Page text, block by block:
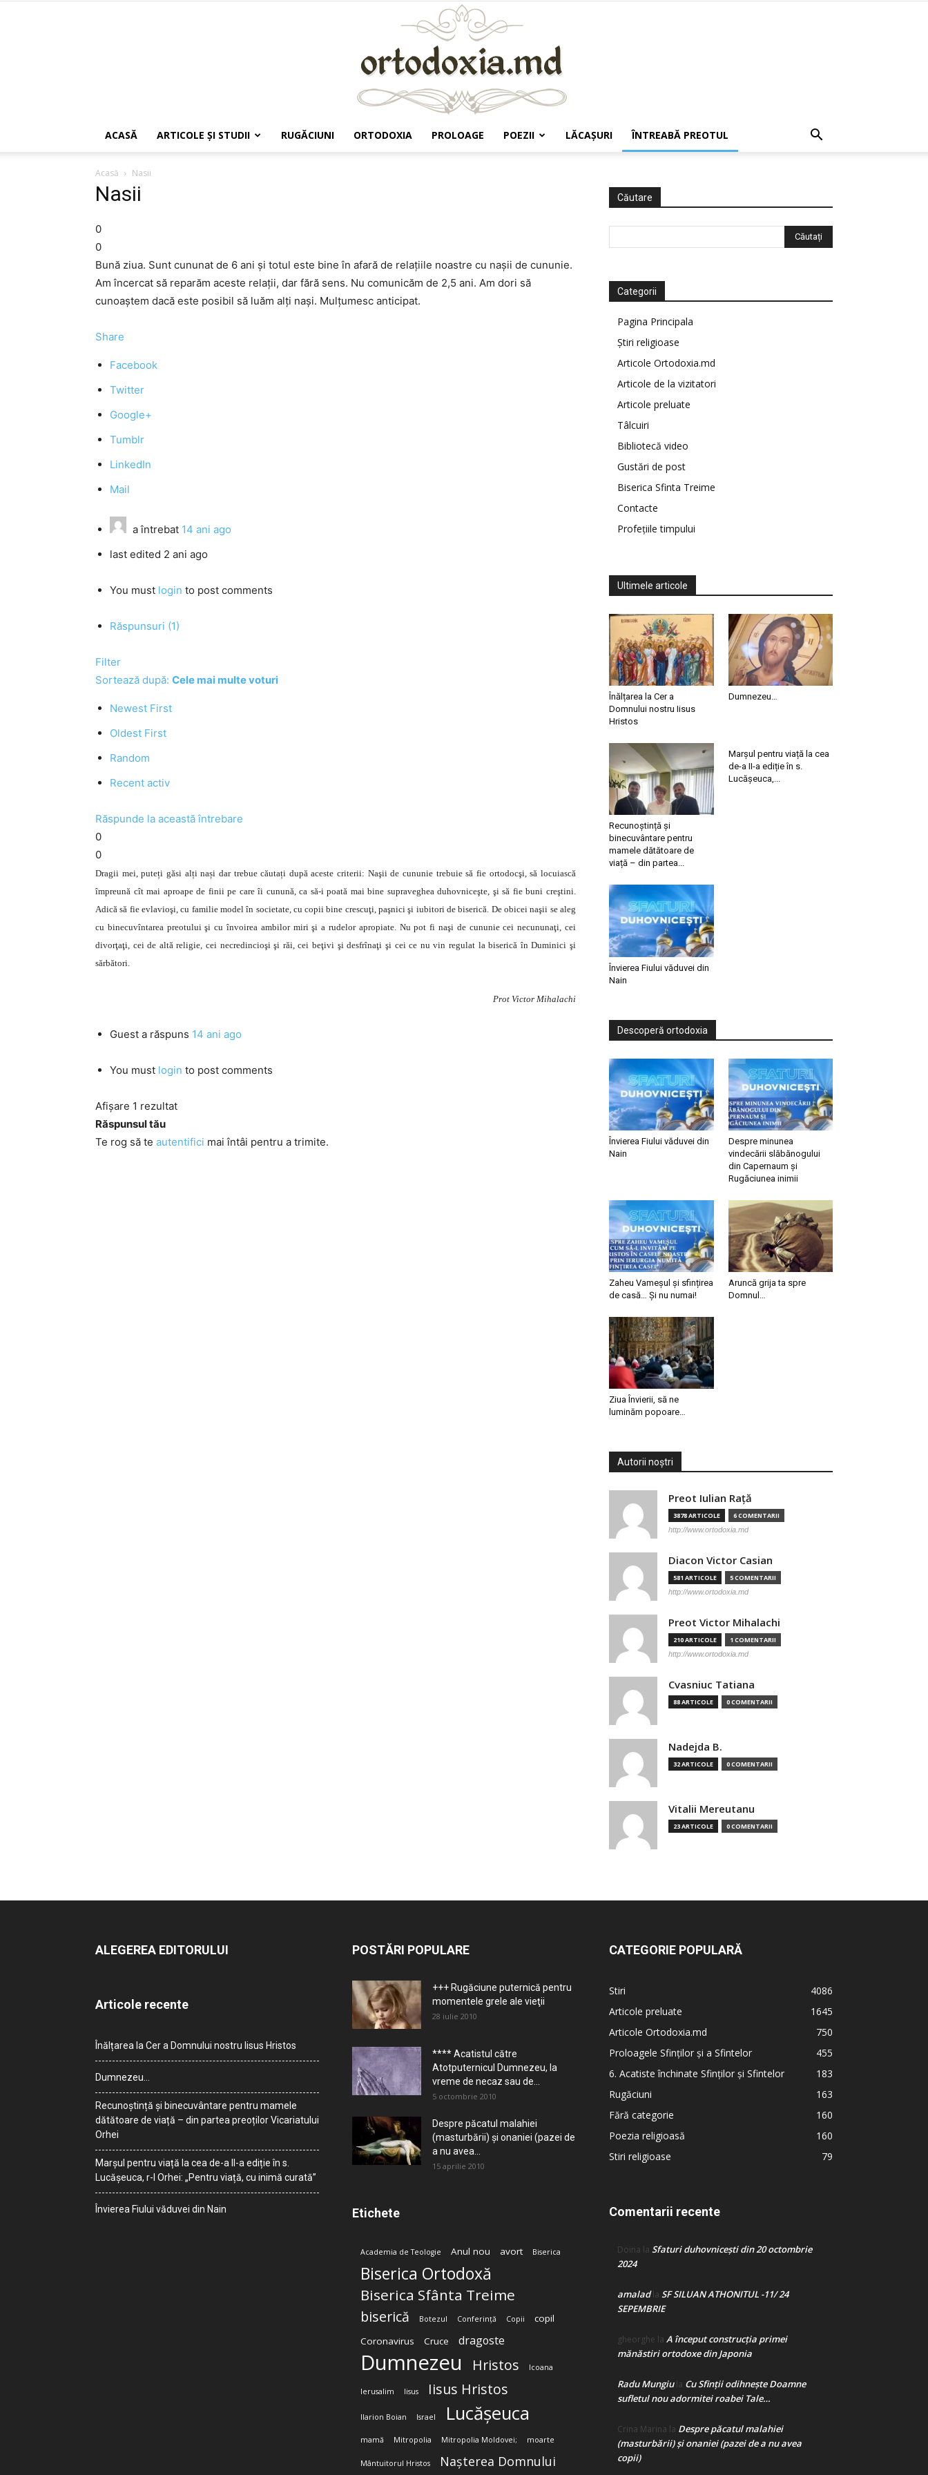
ACASĂ ARTICOLE ŞI STUDII RUGĂCIUNI ORTODOXIA PROLOAGE POEZII LĂCAŞURI ÎNTREABĂ PREOTUL
Acasă Nasii
Nasii
0
0
Bună ziua. Sunt cununat de 6 ani şi totul este bine în afară de relaţiile noastre cu naşii de cununie.
Am încercat să reparăm aceste relaţii, dar fără sens. Nu comunicăm de 2,5 ani. Am dori să
cunoaştem dacă este posibil să luăm alţi naşi. Mulţumesc anticipat.
Share
Facebook
Twitter
Google+
Tumblr
LinkedIn
Mail
a întrebat 14 ani ago
last edited 2 ani ago
You must login to post comments
Răspunsuri (1)
Filter
Sortează după: Cele mai multe voturi
Newest First
Oldest First
Random
Recent activ
Răspunde la această întrebare
0
0
Dragii mei, puteți găsi alți nași dar trebue căutați după aceste criterii: Naşii de cununie trebuie să fie ortodocşi, să locuiască
împreună cît mai aproape de finii pe care îi cunună, ca să-i poată mai bine supraveghea duhovniceşte, şi să fie buni creştini.
Adică să fie evlavioşi, cu familie model în societate, cu copii bine crescuţi, paşnici şi iubitori de biserică. De obicei naşii se aleg
cu binecuvîntarea preotului şi cu învoirea ambilor miri şi a rudelor apropiate. Nu pot fi naşi de cununie cei necununaţi, cei
divorţaţi, cei de altă religie, cei necredincioşi şi răi, cei beţivi şi desfrînaţi şi cei ce nu vin regulat la biserică în Duminici şi
sărbători.
Prot Victor Mihalachi
Guest a răspuns 14 ani ago
You must login to post comments
Afișare 1 rezultat
Răspunsul tău
Te rog să te autentifici mai întâi pentru a trimite.
Căutare
Categorii
Pagina Principala
Știri religioase
Articole Ortodoxia.md
Articole de la vizitatori
Articole preluate
Tâlcuiri
Bibliotecă video
Gustări de post
Biserica Sfinta Treime
Contacte
Profețiile timpului
Ultimele articole
Înălțarea la Cer a
Domnului nostru Iisus
Hristos
Dumnezeu…
Recunoștință și
binecuvântare pentru
mamele dătătoare de
viață – din partea...
Marșul pentru viață la cea
de-a II-a ediție în s.
Lucășeuca,...
Învierea Fiului văduvei din
Nain
Descoperă ortodoxia
Învierea Fiului văduvei din
Nain
Despre minunea
vindecării slăbănogului
din Capernaum și
Rugăciunea inimii
Zaheu Vameșul și sfințirea
de casă… Și nu numai!
Aruncă grija ta spre
Domnul…
Ziua Învierii, să ne
luminăm popoare…
Autorii noștri
Preot Iulian Raţă
3878 ARTICOLE 6 COMENTARII
http://www.ortodoxia.md
Diacon Victor Casian
581 ARTICOLE 5 COMENTARII
http://www.ortodoxia.md
Preot Victor Mihalachi
210 ARTICOLE 1 COMENTARII
http://www.ortodoxia.md
Cvasniuc Tatiana
88 ARTICOLE 0 COMENTARII
Nadejda B.
32 ARTICOLE 0 COMENTARII
Vitalii Mereutanu
23 ARTICOLE 0 COMENTARII
ALEGEREA EDITORULUI
Articole recente
Înălțarea la Cer a Domnului nostru Iisus Hristos
Dumnezeu…
Recunoștință și binecuvântare pentru mamele
dătătoare de viață – din partea preoților Vicariatului
Orhei
Marșul pentru viață la cea de-a II-a ediție în s.
Lucășeuca, r-l Orhei: „Pentru viață, cu inimă curată”
Învierea Fiului văduvei din Nain
POSTĂRI POPULARE
+++ Rugăciune puternică pentru
momentele grele ale vieţii
28 iulie 2010
**** Acatistul către
Atotputernicul Dumnezeu, la
vreme de necaz sau de...
5 octombrie 2010
Despre păcatul malahiei
(masturbării) şi onaniei (pazei de
a nu avea...
15 aprilie 2010
Etichete
Academia de Teologie Anul nou avort Biserica
Biserica Ortodoxă
Biserica Sfânta Treime
biserică Botezul Conferință Copii
copil
Coronavirus
Cruce dragoste
Dumnezeu Hristos Icoana
Ierusalim Iisus Iisus Hristos
Ilarion Boian Israel Lucășeuca
mamă Mitropolia Mitropolia Moldovei; moarte
Mântuitorul Hristos Nașterea Domnului
CATEGORIE POPULARĂ
Stiri
4086
Articole preluate
1645
Articole Ortodoxia.md
750
Proloagele Sfinților și a Sfintelor
455
6. Acatiste închinate Sfinților și Sfintelor
183
Rugăciuni
163
Fără categorie
160
Poezia religioasă
160
Stiri religioase
79
Comentarii recente
Doina la Sfaturi duhovnicești din 20 octombrie
2024
amaladla SF SILUAN ATHONITUL -11/ 24
SEPEMBRIE
gheorghe la A început construcţia primei
mănăstiri ortodoxe din Japonia
Radu Mungiula Cu Sfinții odihnește Doamne
sufletul nou adormitei roabei Tale…
Crina Marina la Despre păcatul malahiei
(masturbării) şi onaniei (pazei de a nu avea
copii)